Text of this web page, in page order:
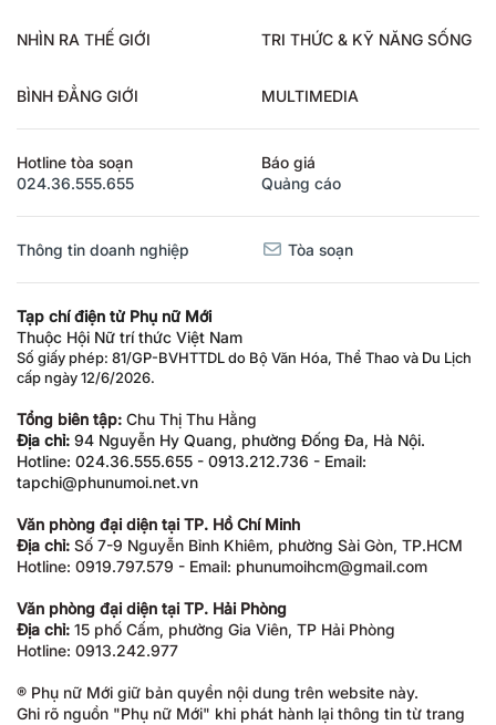
NHÌN RA THẾ GIỚI TRI THỨC & KỸ NĂNG SỐNG
BÌNH ĐẲNG GIỚI MULTIMEDIA
Hotline tòa soạn
024.36.555.655
Báo giá
Quảng cáo
Thông tin doanh nghiệp Tòa soạn
Tạp chí điện tử Phụ nữ Mới
Thuộc Hội Nữ trí thức Việt Nam
Số giấy phép: 81/GP-BVHTTDL do Bộ Văn Hóa, Thể Thao và Du Lịch
cấp ngày 12/6/2026.
Tổng biên tập: Chu Thị Thu Hằng
Địa chỉ: 94 Nguyễn Hy Quang, phường Đống Đa, Hà Nội.
Hotline: 024.36.555.655 - 0913.212.736 - Email:
tapchi@phunumoi.net.vn
Văn phòng đại diện tại TP. Hồ Chí Minh
Địa chỉ: Số 7-9 Nguyễn Bỉnh Khiêm, phường Sài Gòn, TP.HCM
Hotline: 0919.797.579 - Email: phunumoihcm@gmail.com
Văn phòng đại diện tại TP. Hải Phòng
Địa chỉ: 15 phố Cấm, phường Gia Viên, TP Hải Phòng
Hotline: 0913.242.977
® Phụ nữ Mới giữ bản quyền nội dung trên website này.
Ghi rõ nguồn "Phụ nữ Mới" khi phát hành lại thông tin từ trang